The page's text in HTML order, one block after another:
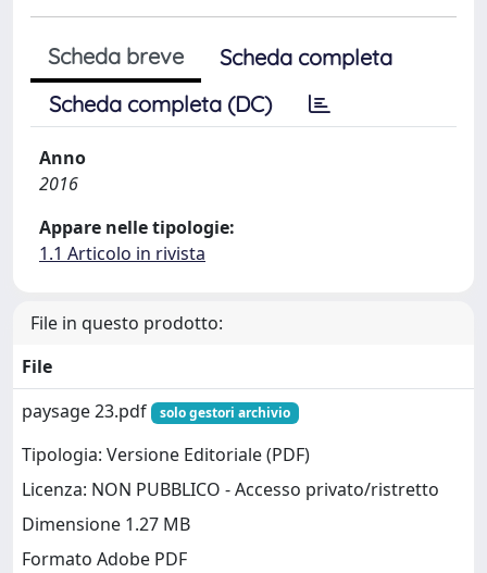
Scheda breve
Scheda completa
Scheda completa (DC)
Anno
2016
Appare nelle tipologie:
1.1 Articolo in rivista
File in questo prodotto:
File
paysage 23.pdf
solo gestori archivio
Tipologia: Versione Editoriale (PDF)
Licenza: NON PUBBLICO - Accesso privato/ristretto
Dimensione 1.27 MB
Formato Adobe PDF